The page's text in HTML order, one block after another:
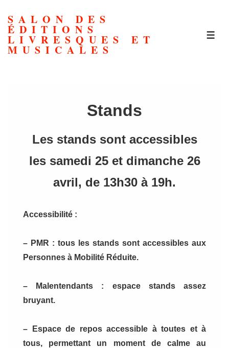
passer
au
contenu
SALON DES
ÉDITIONS
LIVRESQUES ET
MUSICALES
Stands
Les stands sont accessibles
les samedi 25 et dimanche 26
avril, de 13h30 à 19h.
Accessibilité :
– PMR : tous les stands sont accessibles aux
Personnes à Mobilité Réduite.
– Malentendants : espace stands assez
bruyant.
– Espace de repos accessible à toutes et à
tous, permettant un moment de calme au